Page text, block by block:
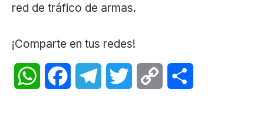
red de tráfico de armas.
¡Comparte en tus redes!
WhatsAppFacebookTelegramTwitter Copy